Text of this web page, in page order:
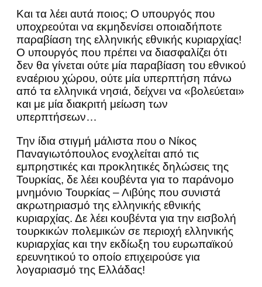
Και τα λέει αυτά ποιος; Ο υπουργός που
υποχρεούται να εκμηδενίσει οποιαδήποτε
παραβίαση της ελληνικής εθνικής κυριαρχίας!
Ο υπουργός που πρέπει να διασφαλίζει ότι
δεν θα γίνεται ούτε μία παραβίαση του εθνικού
εναέριου χώρου, ούτε μία υπερπτήση πάνω
από τα ελληνικά νησιά, δείχνει να «βολεύεται»
και με μία διακριτή μείωση των
υπερπτήσεων…
Την ίδια στιγμή μάλιστα που ο Νίκος
Παναγιωτόπουλος ενοχλείται από τις
εμπρηστικές και προκλητικές δηλώσεις της
Τουρκίας, δε λέει κουβέντα για το παράνομο
μνημόνιο Τουρκίας – Λιβύης που συνιστά
ακρωτηριασμό της ελληνικής εθνικής
κυριαρχίας. Δε λέει κουβέντα για την εισβολή
τουρκικών πολεμικών σε περιοχή ελληνικής
κυριαρχίας και την εκδίωξη του ευρωπαϊκού
ερευνητικού το οποίο επιχειρούσε για
λογαριασμό της Ελλάδας!